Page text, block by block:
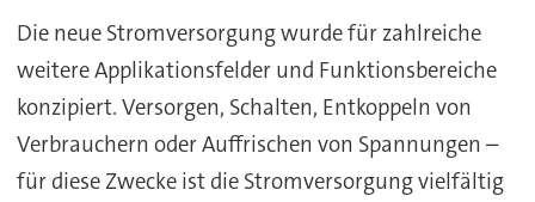
Die neue Stromversorgung wurde für zahlreiche
weitere Applikationsfelder und Funktionsbereiche
konzipiert. Versorgen, Schalten, Entkoppeln von
Verbrauchern oder Auffrischen von Spannungen –
für diese Zwecke ist die Stromversorgung vielfältig